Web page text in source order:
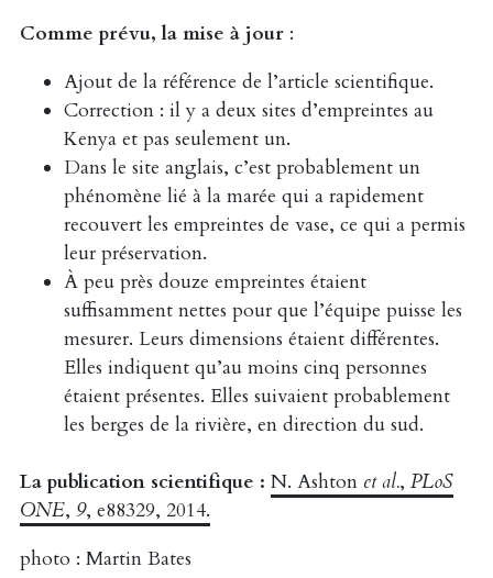
Comme prévu, la mise à jour:
Ajout de la référence de l’article scientifique.
Correction : il y a deux sites d’empreintes au
Kenya et pas seulement un.
Dans le site anglais, c’est probablement un
phénomène lié à la marée qui a rapidement
recouvert les empreintes de vase, ce qui a permis
leur préservation.
À peu près douze empreintes étaient
suffisamment nettes pour que l’équipe puisse les
mesurer. Leurs dimensions étaient différentes.
Elles indiquent qu’au moins cinq personnes
étaient présentes. Elles suivaient probablement
les berges de la rivière, en direction du sud.
La publication scientifique : N. Ashton et al., PLoS
ONE, 9, e88329, 2014.
photo : Martin Bates